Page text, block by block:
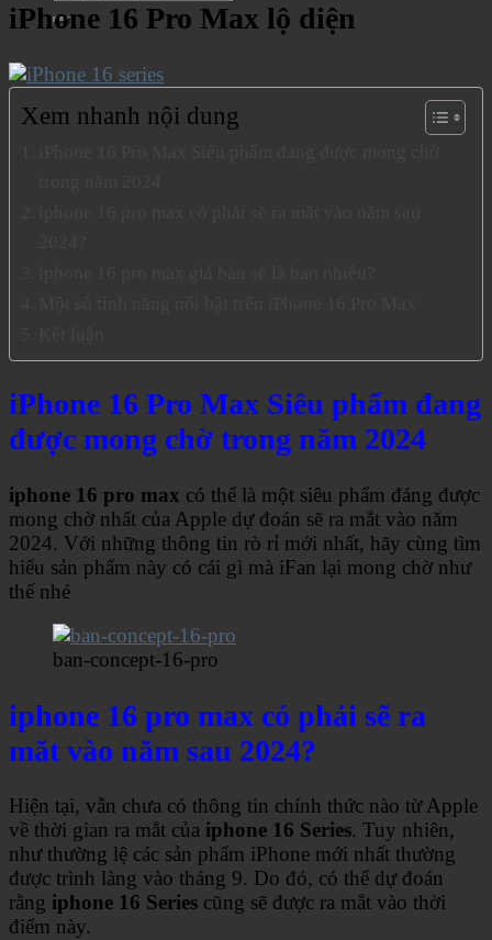
iPhone 16 Pro Max lộ diện
Xem nhanh nội dung
iPhone 16 Pro Max Siêu phẩm đang
được mong chờ trong năm 2024
iphone 16 pro max có thể là một siêu phẩm đáng được
mong chờ nhất của Apple dự đoán sẽ ra mắt vào năm
2024. Với những thông tin rò rỉ mới nhất, hãy cùng tìm
hiểu sản phẩm này có cái gì mà iFan lại mong chờ như
thế nhé
ban-concept-16-pro
iphone 16 pro max có phải sẽ ra
măt vào năm sau 2024?
Hiện tại, vẫn chưa có thông tin chính thức nào từ Apple
về thời gian ra mắt của iphone 16 Series. Tuy nhiên,
như thường lệ các sản phẩm iPhone mới nhất thường
được trình làng vào tháng 9. Do đó, có thể dự đoán
rằng iphone 16 Series cũng sẽ được ra mắt vào thời
điểm này.